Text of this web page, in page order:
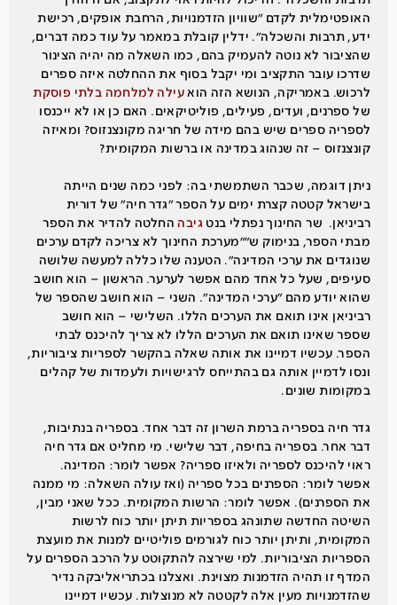
האופטימלית לקדם ״שוויון הזדמנויות, הרחבת אופקים, רכישת
ידע, תרבות והשכלה״. ידלין קובלת במאמר על עוד כמה דברים,
שהציבור לא נוטה להעמיק בהם, כמו השאלה מה יהיה הצינור
שדרכו עובר התקציב ומי יקבל בסוף את ההחלטה איזה ספרים
לרכוש. באמריקה, הנושא הזה הוא עילה למלחמה בלתי פוסקת
של ספרנים, ועדים, פעילים, פוליטיקאים. האם כן או לא ייכנסו
לספריה ספרים שיש בהם מידה של חריגה מקונצנזוס? ומאיזה
קונצנזוס – זה שנהוג במדינה או ברשות המקומית?
ניתן דוגמה, שכבר השתמשתי בה: לפני כמה שנים הייתה
בישראל קטטה קצרת ימים על הספר ״גדר חיה״ של דורית
רביניאן. שר החינוך נפתלי בנט גיבה החלטה להדיר את הספר
מבתי הספר, בנימוק ש״"מערכת החינוך לא צריכה לקדם ערכים
שנוגדים את ערכי המדינה״. הטענה שלו כללה למעשה שלושה
סעיפים, שעל כל אחד מהם אפשר לערער. הראשון – הוא חושב
שהוא יודע מהם ״ערכי המדינה״. השני – הוא חושב שהספר של
רביניאן אינו תואם את הערכים הללו. השלישי – הוא חושב
שספר שאינו תואם את הערכים הללו לא צריך להיכנס לבתי
הספר. עכשיו דמיינו את אותה שאלה בהקשר לספריות ציבוריות,
ונסו לדמיין אותה גם בהתייחס לרגישויות ולעמדות של קהלים
במקומות שונים.
גדר חיה בספריה ברמת השרון זה דבר אחד. בספריה בנתיבות,
דבר אחר. בספריה בחיפה, דבר שלישי. מי מחליט אם גדר חיה
ראוי להיכנס לספריה ולאיזו ספריה? אפשר לומר: המדינה.
אפשר לומר: הספרנים בכל ספריה (ואז עולה השאלה: מי ממנה
את הספרנים). אפשר לומר: הרשות המקומית. ככל שאני מבין,
השיטה החדשה שתונהג בספריות תיתן יותר כוח לרשות
המקומית, ותיתן יותר כוח לגורמים פוליטיים למנות את מועצת
הספריות הציבוריות. למי שירצה להתקוטט על הרכב הספרים על
המדף זו תהיה הזדמנות מצוינת. ואצלנו בכתריאליבקה נדיר
שהזדמנויות מעין אלה לקטטה לא מנוצלות. עכשיו דמיינו